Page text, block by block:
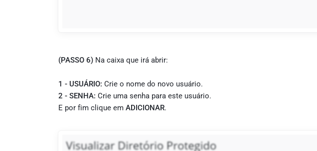
(PASSO 6) Na caixa que irá abrir:
1 - USUÁRIO: Crie o nome do novo usuário.
2 - SENHA: Crie uma senha para este usuário.
E por fim clique em ADICIONAR.